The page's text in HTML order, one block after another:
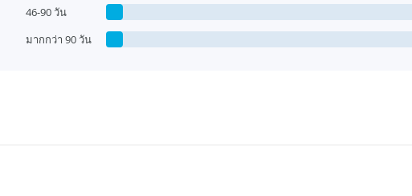
46-90 วัน
มากกว่า 90 วัน